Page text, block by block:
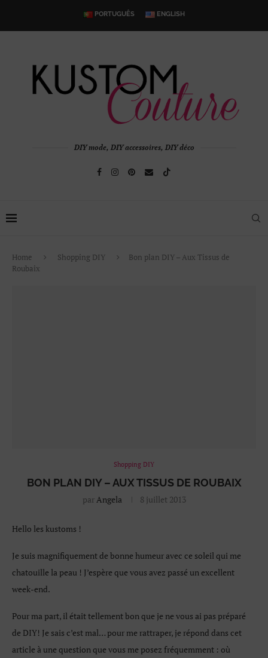
PORTUGUÊS ENGLISH
DIY mode, DIY accessoires, DIY déco
Home Shopping DIY
Bon plan DIY – Aux Tissus de
Roubaix
Shopping DIY
BON PLAN DIY – AUX TISSUS DE ROUBAIX
parAngela 8 juillet 2013
Hello les kustoms !
Je suis magnifiquement de bonne humeur avec ce soleil qui me
chatouille la peau ! J’espère que vous avez passé un excellent
week-end.
Pour ma part, il était tellement bon que je ne vous ai pas préparé
de DIY! Je sais c’est mal… pour me rattraper, je répond dans cet
article à une question que vous me posez fréquemment : où